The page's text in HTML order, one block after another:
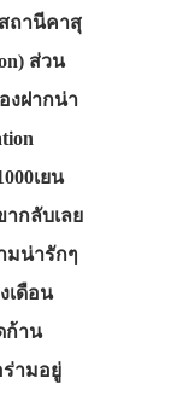
สถานีคาสุ
ส่วน
งฝากน่า
เยน
กลับเลย
มน่ารักๆ
เดือน
ก้าน
ร่ามอยู่